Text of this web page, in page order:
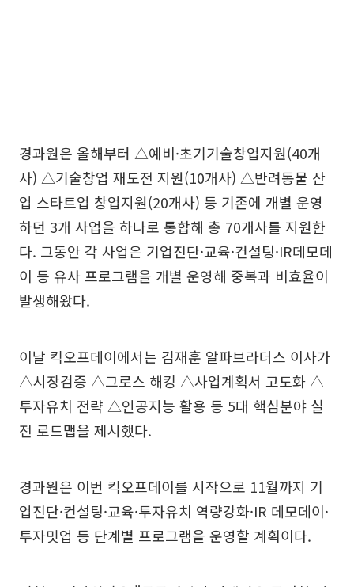
경과원은 올해부터 △예비·초기기술창업지원(40개
사) △기술창업 재도전 지원(10개사) △반려동물 산
업 스타트업 창업지원(20개사) 등 기존에 개별 운영
하던 3개 사업을 하나로 통합해 총 70개사를 지원한
다. 그동안 각 사업은 기업진단·교육·컨설팅·IR데모데
이 등 유사 프로그램을 개별 운영해 중복과 비효율이
발생해왔다.
이날 킥오프데이에서는 김재훈 알파브라더스 이사가
△시장검증 △그로스 해킹 △사업계획서 고도화 △
투자유치 전략 △인공지능 활용 등 5대 핵심분야 실
전 로드맵을 제시했다.
경과원은 이번 킥오프데이를 시작으로 11월까지 기
업진단·컨설팅·교육·투자유치 역량강화·IR 데모데이·
투자밋업 등 단계별 프로그램을 운영할 계획이다.